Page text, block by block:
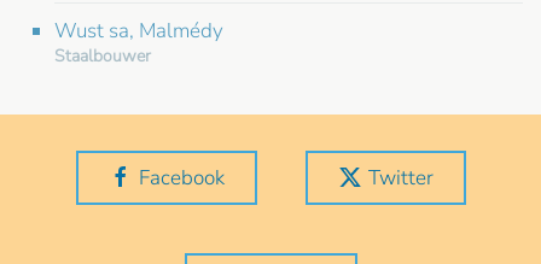
Wust sa, Malmédy
Staalbouwer
Facebook Twitter